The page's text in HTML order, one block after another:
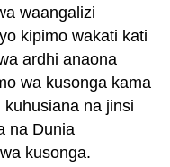
waangalizi
kipimo wakati kati
ardhi anaona
wa kusonga kama
na jinsi
na Dunia
kusonga.